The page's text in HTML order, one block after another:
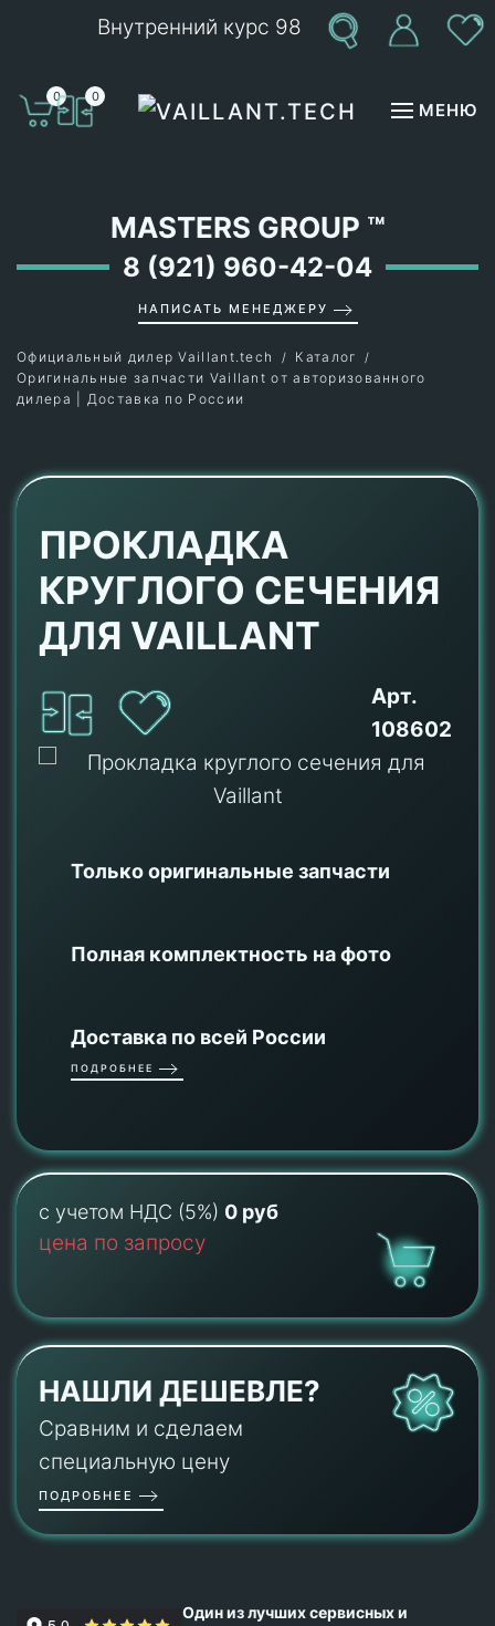
Внутренний курс 98
0 0
МЕНЮ
MASTERS GROUP ™
8 (921) 960-42-04
НАПИСАТЬ МЕНЕДЖЕРУ
Официальный дилер Vaillant.tech
Каталог
Оригинальные запчасти Vaillant от авторизованного
дилера | Доставка по России
ПРОКЛАДКА
КРУГЛОГО СЕЧЕНИЯ
ДЛЯ VAILLANT
Арт.
108602
Только оригинальные запчасти
Полная комплектность на фото
Доставка по всей России
ПОДРОБНЕЕ
с учетом НДС (5%) 0 руб
цена по запросу
НАШЛИ ДЕШЕВЛЕ?
Сравним и сделаем
специальную цену
ПОДРОБНЕЕ
Один из лучших сервисных и